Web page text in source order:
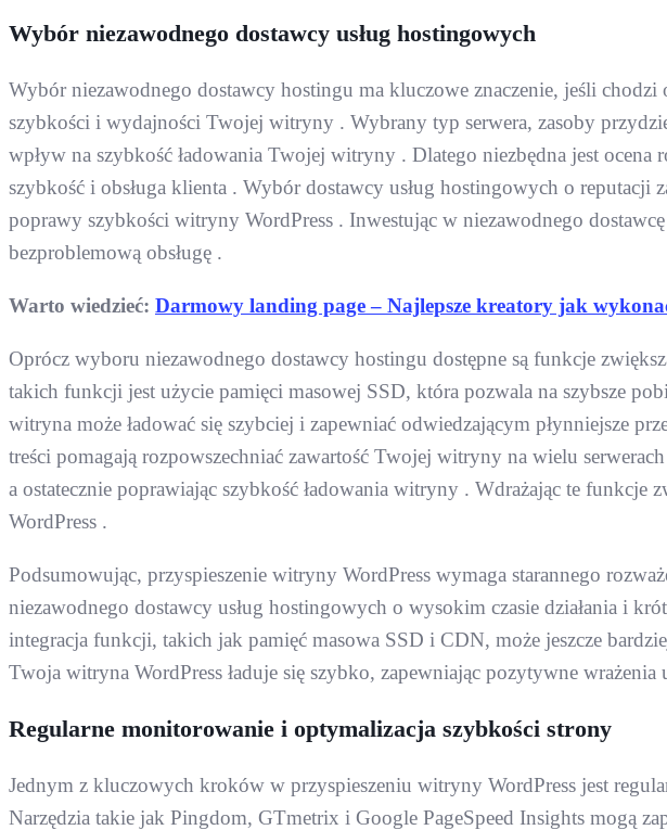
Wybór niezawodnego dostawcy usług hostingowych
Wybór niezawodnego dostawcy hostingu ma kluczowe znaczenie, jeśli
szybkości i wydajności Twojej witryny . Wybrany typ serwera, zasoby
wpływ na szybkość ładowania Twojej witryny . Dlatego niezbędna jest
szybkość i obsługa klienta . Wybór dostawcy usług hostingowych o reputacji
poprawy szybkości witryny WordPress . Inwestując w niezawodnego
bezproblemową obsługę .
Warto wiedzieć: Darmowy landing page – Najlepsze kreatory jak
Oprócz wyboru niezawodnego dostawcy hostingu dostępne są funkcje
takich funkcji jest użycie pamięci masowej SSD, która pozwala na szybsze
witryna może ładować się szybciej i zapewniać odwiedzającym płynniejsze
treści pomagają rozpowszechniać zawartość Twojej witryny na wielu
a ostatecznie poprawiając szybkość ładowania witryny . Wdrażając te
WordPress .
Podsumowując, przyspieszenie witryny WordPress wymaga starannego
niezawodnego dostawcy usług hostingowych o wysokim czasie działania i
integracja funkcji, takich jak pamięć masowa SSD i CDN, może jeszcze
Twoja witryna WordPress ładuje się szybko, zapewniając pozytywne
Regularne monitorowanie i optymalizacja szybkości strony
Jednym z kluczowych kroków w przyspieszeniu witryny WordPress jest
Narzędzia takie jak Pingdom, GTmetrix i Google PageSpeed ​​Insights mogą